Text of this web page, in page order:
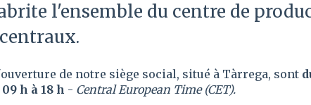
l'ensemble du centre de
de notre siège social, situé à Tàrrega, sont
h à 18 h - Central European Time (CET).